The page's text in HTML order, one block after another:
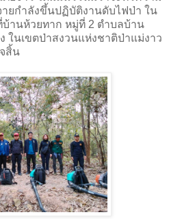
ายกำลังขึ้นปฏิบัติงานดับไฟป่า ใน
านห้วยทาก หมู่ที่ 2 ตำบลบ้าน
ในเขตป่าสงวนแห่งชาติป่าแม่งาว
สิ้น